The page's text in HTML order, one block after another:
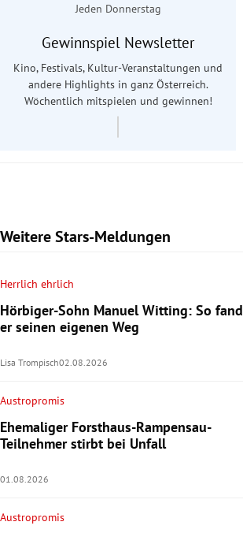
Jeden Donnerstag
Gewinnspiel Newsletter
Kino, Festivals, Kultur-Veranstaltungen und
andere Highlights in ganz Österreich.
Wöchentlich mitspielen und gewinnen!
Weitere Stars-Meldungen
Herrlich ehrlich
Hörbiger-Sohn Manuel Witting: So fand
er seinen eigenen Weg
Lisa Trompisch02.08.2026
Austropromis
Ehemaliger Forsthaus-Rampensau-
Teilnehmer stirbt bei Unfall
01.08.2026
Austropromis